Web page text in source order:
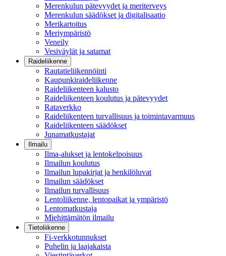
Merenkulun pätevyydet ja meriterveys
Merenkulun säädökset ja digitalisaatio
Merikartoitus
Meriympäristö
Veneily
Vesiväylät ja satamat
Raideliikenne
Rautatieliikennöinti
Kaupunkiraideliikenne
Raideliikenteen kalusto
Raideliikenteen koulutus ja pätevyydet
Rataverkko
Raideliikenteen turvallisuus ja toimintavarmuus
Raideliikenteen säädökset
Junamatkustajat
Ilmailu
Ilma-alukset ja lentokelpoisuus
Ilmailun koulutus
Ilmailun lupakirjat ja henkilöluvat
Ilmailun säädökset
Ilmailun turvallisuus
Lentoliikenne, lentopaikat ja ympäristö
Lentomatkustaja
Miehittämätön ilmailu
Tietoliikenne
Fi-verkkotunnukset
Puhelin ja laajakaista